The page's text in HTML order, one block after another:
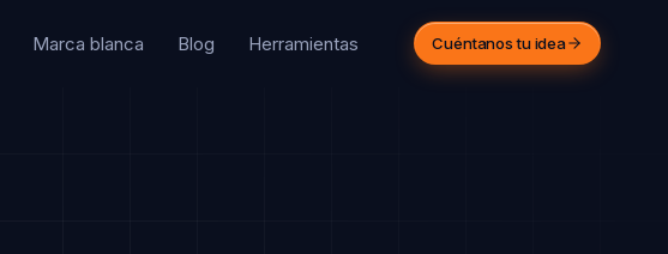
Marca blanca Blog Herramientas Cuéntanos tu idea